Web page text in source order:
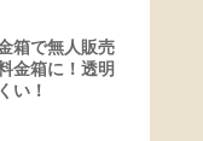
箱で無人販売
金箱に！透明
い！